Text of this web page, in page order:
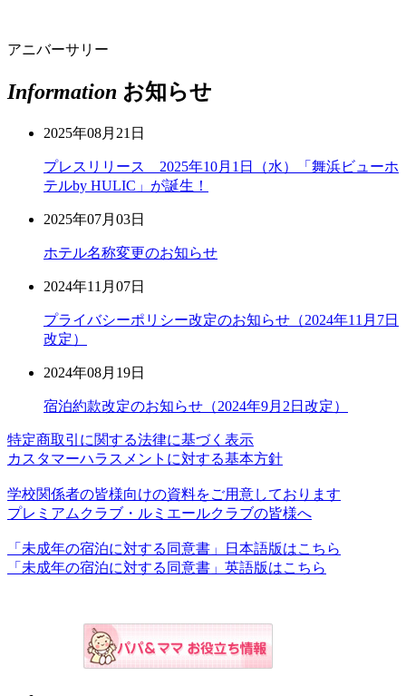
アニバーサリー
Information お知らせ
2025年08月21日
プレスリリース 2025年10月1日（水）「舞浜ビューホ
テルby HULIC」が誕生！
2025年07月03日
ホテル名称変更のお知らせ
2024年11月07日
プライバシーポリシー改定のお知らせ（2024年11月7日
改定）
2024年08月19日
宿泊約款改定のお知らせ（2024年9月2日改定）
特定商取引に関する法律に基づく表示
カスタマーハラスメントに対する基本方針
学校関係者の皆様向けの資料をご用意しております
プレミアムクラブ・ルミエールクラブの皆様へ
「未成年の宿泊に対する同意書」日本語版はこちら
「未成年の宿泊に対する同意書」英語版はこちら